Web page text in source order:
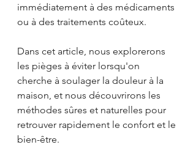
immédiatement à des médicaments
ou à des traitements coûteux.
Dans cet article, nous explorerons
les pièges à éviter lorsqu'on
cherche à soulager la douleur à la
maison, et nous découvrirons les
méthodes sûres et naturelles pour
retrouver rapidement le confort et le
bien-être.